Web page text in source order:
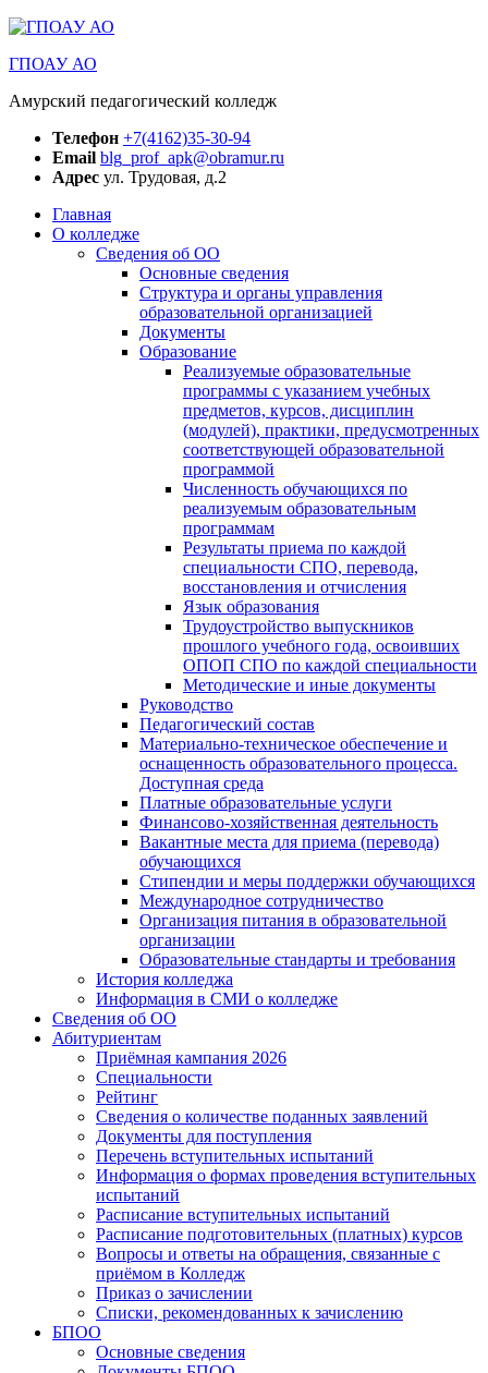
ГПОАУ АО
Амурский педагогический колледж
Телефон +7(4162)35-30-94
Email blg_prof_apk@obramur.ru
Адрес ул. Трудовая, д.2
Главная
О колледже
Сведения об ОО
Основные сведения
Структура и органы управления
образовательной организацией
Документы
Образование
Реализуемые образовательные
программы с указанием учебных
предметов, курсов, дисциплин
(модулей), практики, предусмотренных
соответствующей образовательной
программой
Численность обучающихся по
реализуемым образовательным
программам
Результаты приема по каждой
специальности СПО, перевода,
восстановления и отчисления
Язык образования
Трудоустройство выпускников
прошлого учебного года, освоивших
ОПОП СПО по каждой специальности
Методические и иные документы
Руководство
Педагогический состав
Материально-техническое обеспечение и
оснащенность образовательного процесса.
Доступная среда
Платные образовательные услуги
Финансово-хозяйственная деятельность
Вакантные места для приема (перевода)
обучающихся
Стипендии и меры поддержки обучающихся
Международное сотрудничество
Организация питания в образовательной
организации
Образовательные стандарты и требования
История колледжа
Информация в СМИ о колледже
Сведения об ОО
Абитуриентам
Приёмная кампания 2026
Специальности
Рейтинг
Сведения о количестве поданных заявлений
Документы для поступления
Перечень вступительных испытаний
Информация о формах проведения вступительных
испытаний
Расписание вступительных испытаний
Расписание подготовительных (платных) курсов
Вопросы и ответы на обращения, связанные с
приёмом в Колледж
Приказ о зачислении
Списки, рекомендованных к зачислению
БПОО
Основные сведения